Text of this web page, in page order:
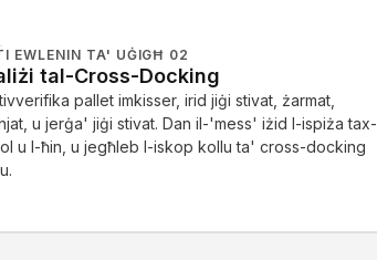
EWLENIN TA' UĠIGĦ 02
tal-Cross-Docking
pallet imkisser, irid jiġi stivat, żarmat,
u jerġa' jiġi stivat. Dan il-'mess' iżid l-ispiża tax-
u l-ħin, u jegħleb l-iskop kollu ta' cross-docking